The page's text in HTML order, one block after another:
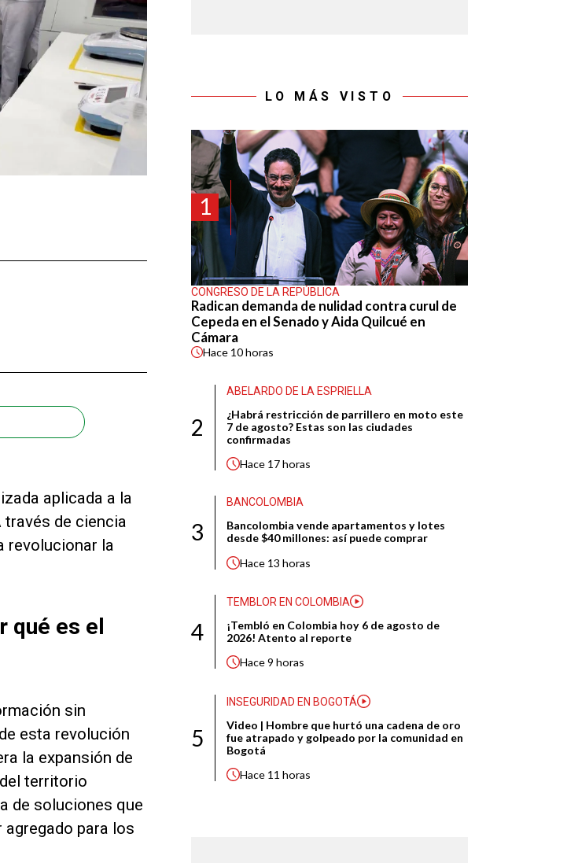
aplicada a la
de ciencia
revolucionar la
qué es el
sin
esta revolución
la expansión de
territorio
de soluciones que
para los
LO MÁS VISTO
1
CONGRESO DE LA REPÚBLICA
Radican demanda de nulidad contra curul de
Cepeda en el Senado y Aida Quilcué en
Cámara
Hace 10 horas
2
ABELARDO DE LA ESPRIELLA
¿Habrá restricción de parrillero en moto este
7 de agosto? Estas son las ciudades
confirmadas
Hace 17 horas
3
BANCOLOMBIA
Bancolombia vende apartamentos y lotes
desde $40 millones: así puede comprar
Hace 13 horas
4
TEMBLOR EN COLOMBIA
¡Tembló en Colombia hoy 6 de agosto de
2026! Atento al reporte
Hace9 horas
5
INSEGURIDAD EN BOGOTÁ
Video | Hombre que hurtó una cadena de oro
fue atrapado y golpeado por la comunidad en
Bogotá
Hace 11 horas